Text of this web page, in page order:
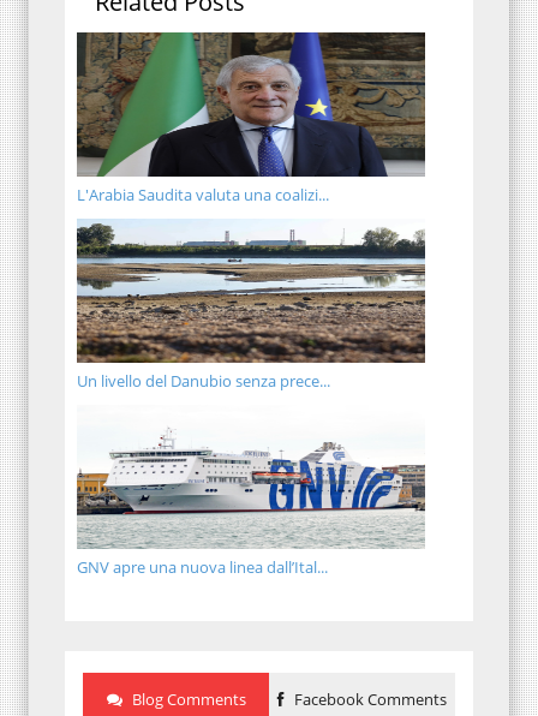
L'Arabia Saudita valuta una coalizi...
Un livello del Danubio senza prece...
GNV apre una nuova linea dall’Ital...
Blog Comments Facebook Comments